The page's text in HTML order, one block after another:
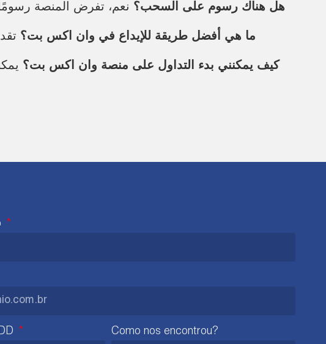
هل هناك رسوم على السحب؟ نعم، تفرض المنصة
ما هي أفضل طريقة للإيداع في وان اكس بت؟
كيف يمكنني بدء التداول على منصة وان اكس بت؟
Como nos encontrou?